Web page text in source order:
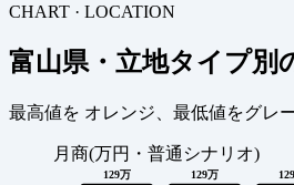
CHART · LOCATION
富山県・立地タイプ別
最高値を オレンジ 、最低値をグレ
月商(万円・普通シナリオ)
129万 129万